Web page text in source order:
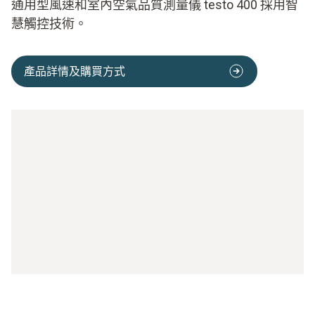
通用型風速和室內空氣品質測量儀 testo 400 採用智
慧觸控技術。
產品詳情及購買方式